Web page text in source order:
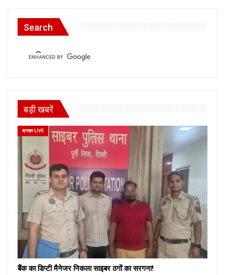
Search
बड़ी खबरें
क्राइम LIVE
बैंक का डिप्टी मैनेजर निकला साइबर ठगों का सरगना!